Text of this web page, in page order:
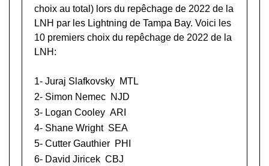
choix au total) lors du repêchage de 2022 de la
LNH par les Lightning de Tampa Bay. Voici les
10 premiers choix du repêchage de 2022 de la
LNH:
1- Juraj Slafkovsky MTL
2- Simon Nemec NJD
3- Logan Cooley ARI
4- Shane Wright SEA
5- Cutter Gauthier PHI
6- David Jiricek CBJ